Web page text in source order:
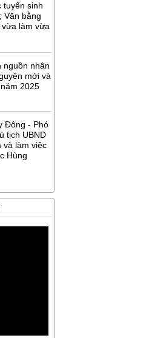
tuyển sinh
Văn bằng
làm vừa
nguồn nhân
mới và
2025
Đông - Phó
tịch UBND
và làm việc
Hùng